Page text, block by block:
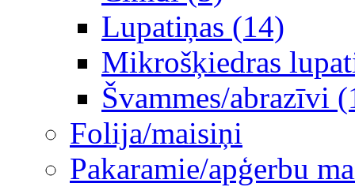
Lupatiņas (14)
Mikrošķiedras
Švammes/abrazīvi
Folija/maisiņi
Pakaramie/apģerbu